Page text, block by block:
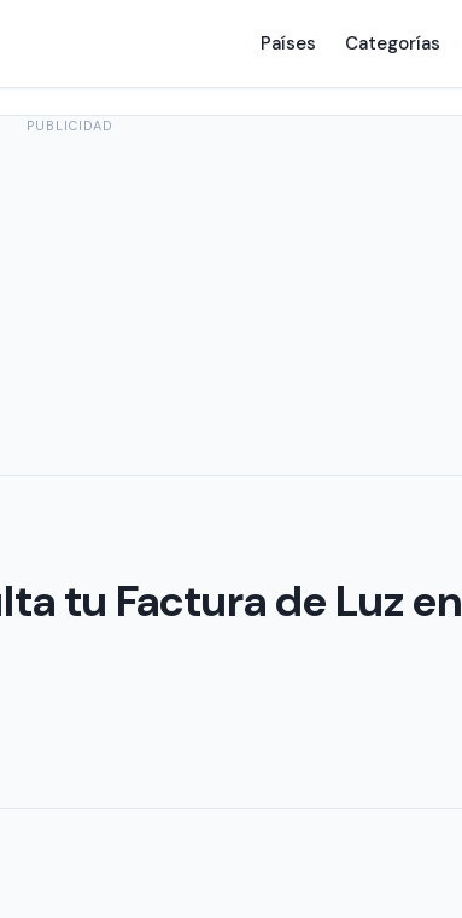
Países Categorías
PUBLICIDAD
tu Factura de Luz en